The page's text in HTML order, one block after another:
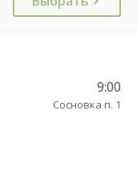
9:00
Сосновка п. 1